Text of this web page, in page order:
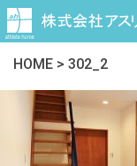
HOME > 302_2